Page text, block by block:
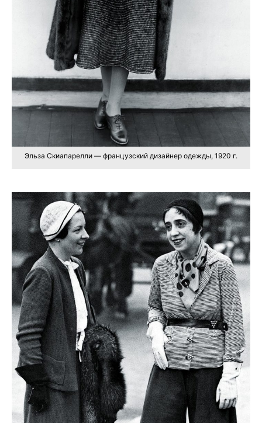
Эльза Скиапарелли — французский дизайнер одежды, 1920 г.